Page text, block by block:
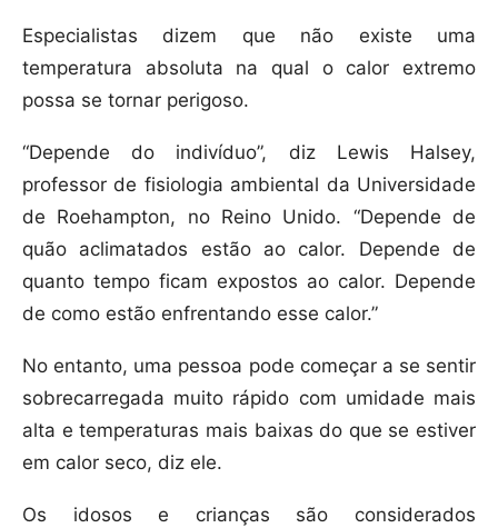
Especialistas dizem que não existe uma
temperatura absoluta na qual o calor extremo
possa se tornar perigoso.
“Depende do indivíduo”, diz Lewis Halsey,
professor de fisiologia ambiental da Universidade
de Roehampton, no Reino Unido. “Depende de
quão aclimatados estão ao calor. Depende de
quanto tempo ficam expostos ao calor. Depende
de como estão enfrentando esse calor.”
No entanto, uma pessoa pode começar a se sentir
sobrecarregada muito rápido com umidade mais
alta e temperaturas mais baixas do que se estiver
em calor seco, diz ele.
Os idosos e crianças são considerados